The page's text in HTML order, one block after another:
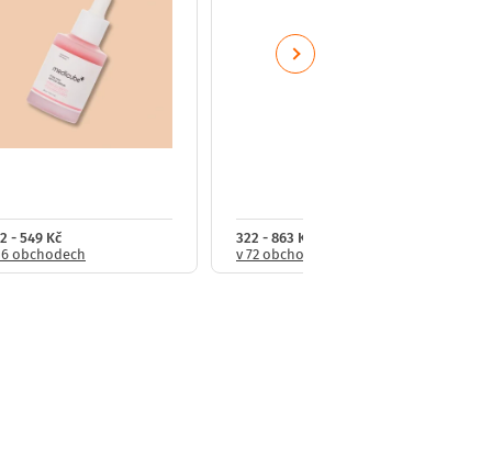
- 549 Kč
obchodech
322 - 863 Kč
v 72 obchodech
Next